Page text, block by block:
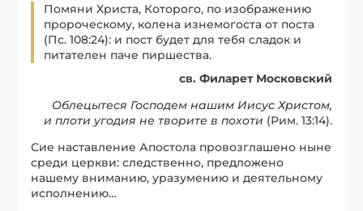
Помяни Христа, Которого, по изображению
пророческому, колена изнемогоста от поста
(Пс. 108:24): и пост будет для тебя сладок и
питателен паче пиршества.
св. Филарет Московский
Облецытеся Господем нашим Иисус Христом,
и плоти угодия не творите в похоти (Рим. 13:14).
Сие наставление Апостола провозглашено ныне
среди церкви: следственно, предложено
нашему вниманию, уразумению и деятельному
исполнению…